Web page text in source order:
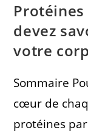
devez
votre
Sommaire
cœur de
protéines